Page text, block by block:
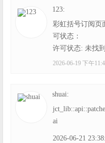
123:
彩虹括号订阅页
可状态：
许可状态: 未找
2026-06-19 下午
shuai:
ai
2026-06-21